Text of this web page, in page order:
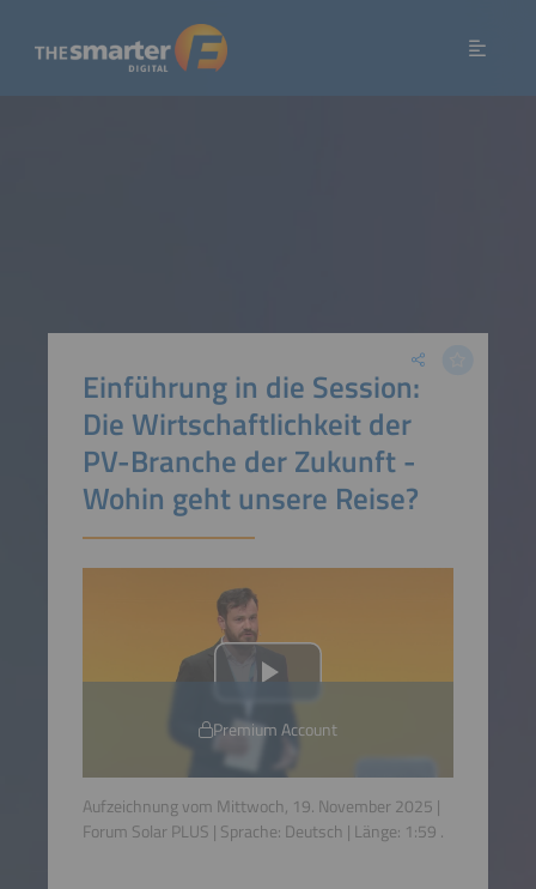
Einführung in die Session:
Die Wirtschaftlichkeit der
PV-Branche der Zukunft -
Wohin geht unsere Reise?
Premium Account
Aufzeichnung vom Mittwoch, 19. November 2025 |
Forum Solar PLUS | Sprache: Deutsch | Länge: 1:59 .